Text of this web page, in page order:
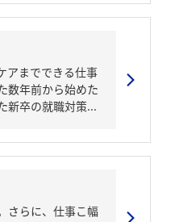
アまでできる仕事
数年前から始めた
新卒の就職対策...
さらに、仕事こ幅